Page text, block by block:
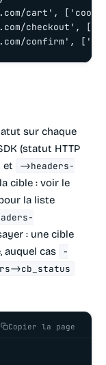
cart',
checkout',
confirm',
sur chaque
(statut HTTP
et
->headers-
cible : voir le
la liste
: une cible
auquel cas
-
>cb_status
Copier la page